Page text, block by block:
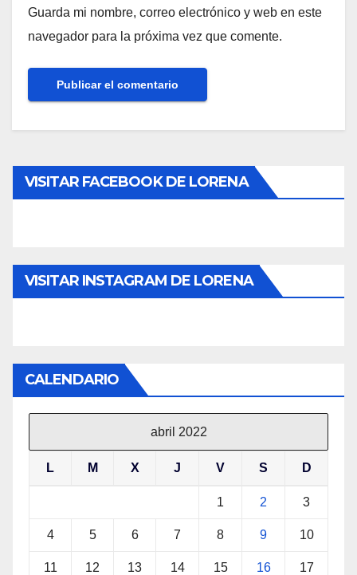
Guarda mi nombre, correo electrónico y web en este
navegador para la próxima vez que comente.
VISITAR FACEBOOK DE LORENA
VISITAR INSTAGRAM DE LORENA
CALENDARIO
abril 2022
L M X J V S D
1 2 3
4 5 6 7 8 9 10
11 12 13 14 15 16 17